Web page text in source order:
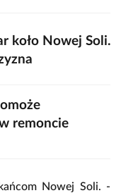
koło Nowej Soli.
remoncie
Nowej Soli. -